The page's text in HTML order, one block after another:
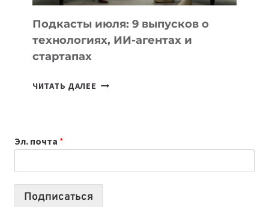
ДЛЯ
УЧЕБЫ
Подкасты июля: 9 выпусков о
технологиях, ИИ-агентах и
стартапах
ЧИТАТЬ ДАЛЕЕ ПОДКАСТЫ
ИИ-
АГЕНТАХ
Эл. почта *
Подписаться